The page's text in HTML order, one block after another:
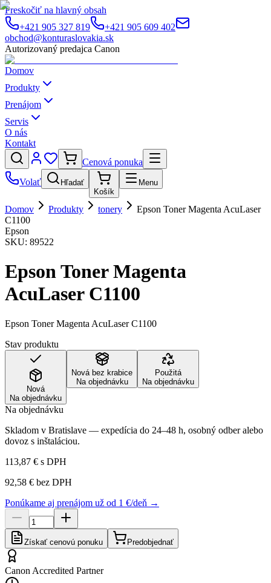
Preskočiť na hlavný obsah
+421 905 327 819
+421 905 609 402
obchod@konturaslovakia.sk
Autorizovaný predajca Canon
Domov
Produkty
Prenájom
Servis
O nás
Kontakt
Cenová ponuka
Volať
Hľadať
Košík
Menu
Domov Produkty tonery
Epson Toner Magenta AcuLaser
C1100
Epson
SKU: 89522
Epson Toner Magenta
AcuLaser C1100
Epson Toner Magenta AcuLaser C1100
Stav produktu
Nová
Na objednávku
Nová bez krabice
Na objednávku
Použitá
Na objednávku
Na objednávku
Skladom v Bratislave — expedícia do 24–48 h, osobný odber alebo
dovoz s inštaláciou.
113,87 € s DPH
92,58 € bez DPH
Ponúkame aj prenájom už od 1 €/deň →
Získať cenovú ponuku Predobjednať
Canon Accredited Partner